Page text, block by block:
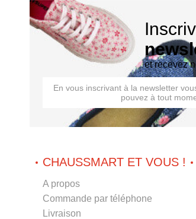
et recevez
En vous inscrivant à la newsletter
pouvez à tout
CHAUSSMART ET VOUS !
A propos
Commande par téléphone
Livraison